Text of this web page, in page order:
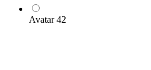
Avatar 42